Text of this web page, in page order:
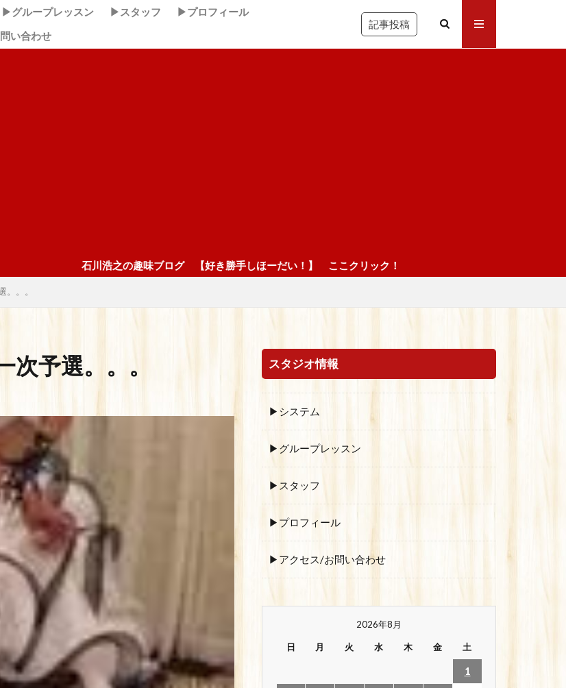
▶グループレッスン ▶スタッフ
▶プロフィール
い合わせ
記事投稿
浩之の趣味ブログ 【好き勝手しほーだい！】 ここクリック！
。。。
予選。。。 スタジオ情報
▶システム
▶グループレッスン
▶スタッフ
▶プロフィール
▶アクセス/お問い合わせ
2026年8月
日 月 火 水 木 金 土
1